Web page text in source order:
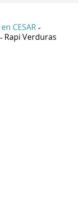
CESAR -
- Rapi Verduras